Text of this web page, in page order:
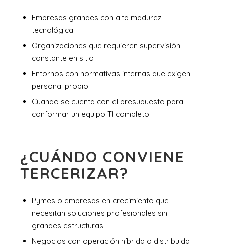
Empresas grandes con alta madurez
tecnológica
Organizaciones que requieren supervisión
constante en sitio
Entornos con normativas internas que exigen
personal propio
Cuando se cuenta con el presupuesto para
conformar un equipo TI completo
¿CUÁNDO CONVIENE
TERCERIZAR?
Pymes o empresas en crecimiento que
necesitan soluciones profesionales sin
grandes estructuras
Negocios con operación híbrida o distribuida